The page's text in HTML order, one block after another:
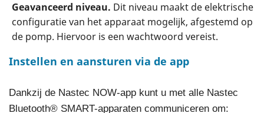
Geavanceerd niveau. Dit niveau maakt de elektrische
configuratie van het apparaat mogelijk, afgestemd op
de pomp. Hiervoor is een wachtwoord vereist.
Instellen en aansturen via de app
Dankzij de Nastec NOW-app kunt u met alle Nastec
Bluetooth® SMART-apparaten communiceren om: